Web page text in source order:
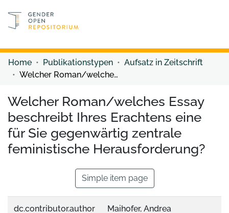
Discover content
Home Publikationstypen
Aufsatz in Zeitschrift
Welcher Roman/welches Essay beschreibt Ihres Erachtens eine für Sie gegenwärtig zentrale feministische Herausforderung?
Welcher Roman/welches Essay
beschreibt Ihres Erachtens eine
für Sie gegenwärtig zentrale
feministische Herausforderung?
Simple item page
dc.contributor.author Maihofer, Andrea